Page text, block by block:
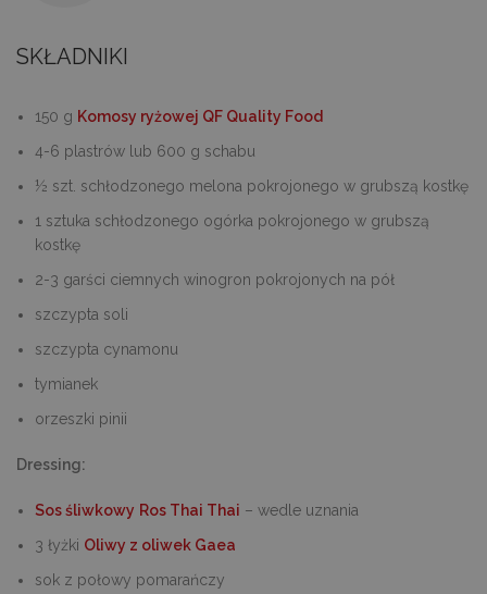
SKŁADNIKI
150 g Komosy ryżowej QF Quality Food
4-6 plastrów lub 600 g schabu
½ szt. schłodzonego melona pokrojonego w grubszą kostkę
1 sztuka schłodzonego ogórka pokrojonego w grubszą
kostkę
2-3 garści ciemnych winogron pokrojonych na pół
szczypta soli
szczypta cynamonu
tymianek
orzeszki pinii
Dressing:
Sos śliwkowy Ros Thai Thai – wedle uznania
3 łyżki Oliwy z oliwek Gaea
sok z połowy pomarańczy